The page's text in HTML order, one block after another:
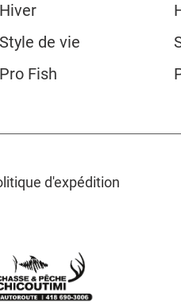
Hiver
Style de vie
Pro Fish
d'expédition